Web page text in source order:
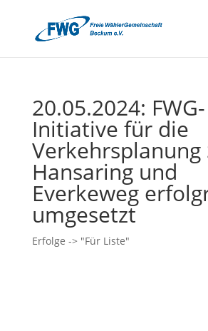
20.05.2024: FWG-
Initiative für die
Verkehrsplanung
Hansaring und
Everkeweg
umgesetzt
Erfolge -> "Für Liste"